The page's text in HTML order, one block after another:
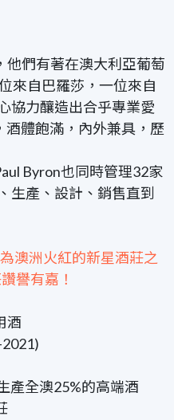
他們有著在澳大利亞葡萄
來自巴羅莎，一位來自
協力釀造出合乎專業愛
酒體飽滿，內外兼具，歷
Byron也同時管理32家
生產、設計、銷售直到
澳洲火紅的新星酒莊之
譽有嘉！
酒
產全澳25%的高端酒